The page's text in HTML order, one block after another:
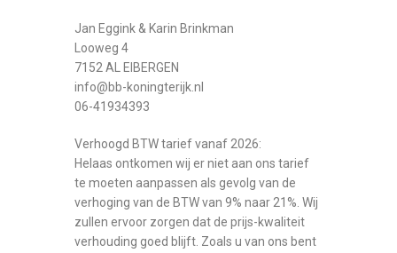
Jan Eggink & Karin Brinkman
Looweg 4
7152 AL EIBERGEN
info@bb-koningterijk.nl
06-41934393
Verhoogd BTW tarief vanaf 2026:
Helaas ontkomen wij er niet aan ons tarief
te moeten aanpassen als gevolg van de
verhoging van de BTW van 9% naar 21%. Wij
zullen ervoor zorgen dat de prijs-kwaliteit
verhouding goed blijft. Zoals u van ons bent